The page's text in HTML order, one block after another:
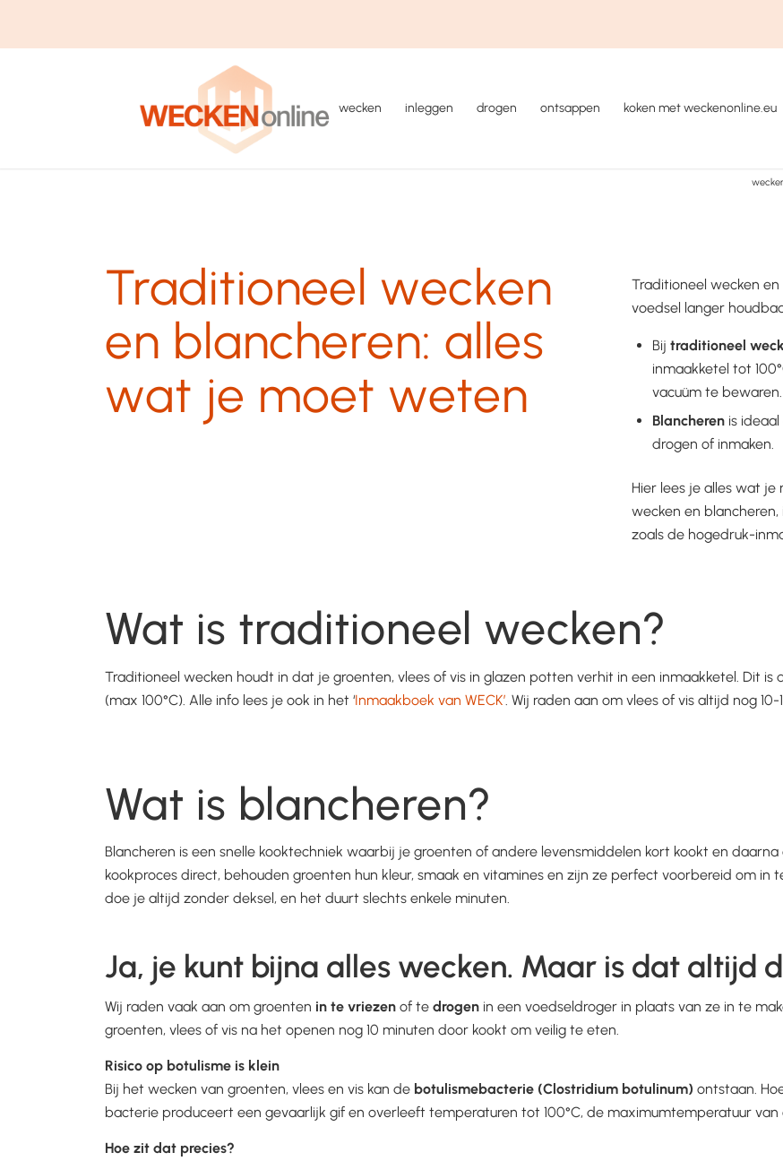
wecken inleggen drogen ontsappen koken met weckenonline.eu
Traditioneel wecken
en blancheren: alles
wat je moet weten
Traditioneel wecken
voedsel langer
Bijtraditioneel
inmaakketel tot
vacuüm te bewaren.
Blancheren is
drogen of inmaken.
Hier lees je alles wat
wecken en
zoals de hogedruk-
Wat is traditioneel wecken?
Traditioneel wecken houdt in dat je groenten, vlees of vis in glazen potten verhit in een inmaakketel. Dit
(max 100°C). Alle info lees je ook in het ‘Inmaakboek van WECK’ . Wij raden aan om vlees of vis altijd nog
Wat is blancheren?
Blancheren is een snelle kooktechniek waarbij je groenten of andere levensmiddelen kort kookt en
kookproces direct, behouden groenten hun kleur, smaak en vitamines en zijn ze perfect voorbereid om in
doe je altijd zonder deksel, en het duurt slechts enkele minuten.
Ja, je kunt bijna alles wecken. Maar is dat altijd
Wij raden vaak aan om groenten in te vriezenof tedrogen in een voedseldroger in plaats van ze in te
groenten, vlees of vis na het openen nog 10 minuten door kookt om veilig te eten.
Risico op botulisme is klein
Bij het wecken van groenten, vlees en vis kan de botulismebacterie (Clostridium botulinum) ontstaan.
bacterie produceert een gevaarlijk gif en overleeft temperaturen tot 100°C, de maximumtemperatuur
Hoe zit dat precies?